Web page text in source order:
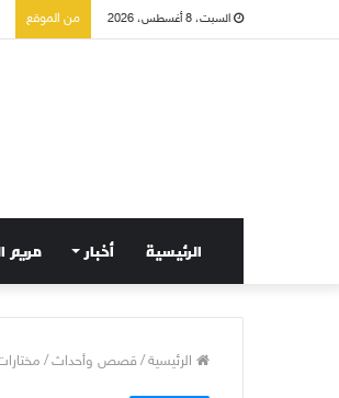
السبت، 8 أغسطس، 2026 من الموقع
الرئيسية أخبار مريم
الرئيسية/قصص وأحداث/